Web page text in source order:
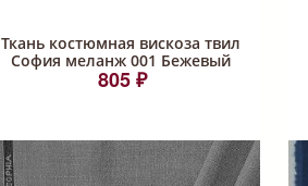
Ткань костюмная вискоза твил
София меланж 001 Бежевый
805 ₽